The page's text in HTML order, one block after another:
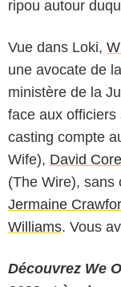
ripou autour
Vue dans Loki,
une avocate de
ministère de la
face aux
casting compte
Wife), David
(The Wire), sans
Jermaine
Williams. Vous
Découvrez We